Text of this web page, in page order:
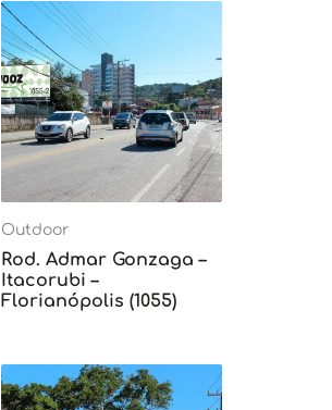
Outdoor
Rod. Admar Gonzaga –
Itacorubi –
Florianópolis (1055)